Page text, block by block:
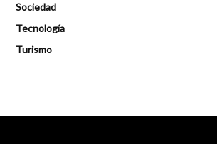
Sociedad
Tecnología
Turismo